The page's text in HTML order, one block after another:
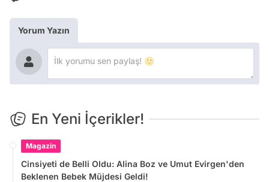
Yorum Yazın
En Yeni İçerikler!
Magazin
Cinsiyeti de Belli Oldu: Alina Boz ve Umut Evirgen'den
Beklenen Bebek Müjdesi Geldi!